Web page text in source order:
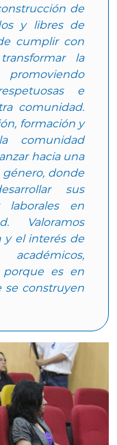
de
y libres de
cumplir con
la
e
comunidad.
formación y
comunidad
hacia una
donde
sus
laborales en
Valoramos
y el interés de
académicos,
porque es en
se construyen